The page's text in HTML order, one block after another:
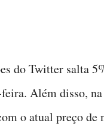
do Twitter salta
Além disso,
o atual preço de